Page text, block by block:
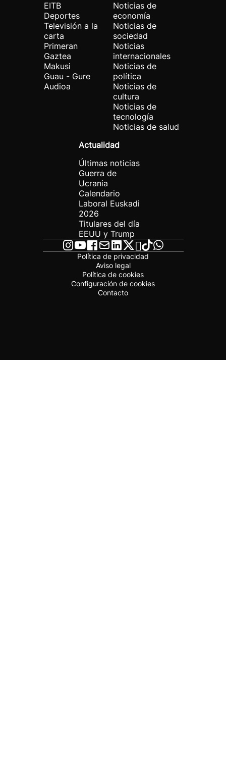
EITB
Deportes
Televisión a la
carta
Primeran
Gaztea
Makusi
Guau - Gure
Audioa
Noticias de
economía
Noticias de
sociedad
Noticias
internacionales
Noticias de
política
Noticias de
cultura
Noticias de
tecnología
Noticias de salud
Actualidad
Últimas noticias
Guerra de
Ucrania
Calendario
Laboral Euskadi
2026
Titulares del día
EEUU y Trump
Política de privacidad
Aviso legal
Política de cookies
Configuración de cookies
Contacto